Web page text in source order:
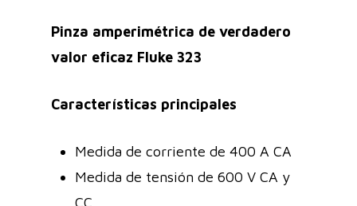
Pinza amperimétrica de verdadero
valor eficaz Fluke 323
Características principales
Medida de corriente de 400 A CA
Medida de tensión de 600 V CA y
CC